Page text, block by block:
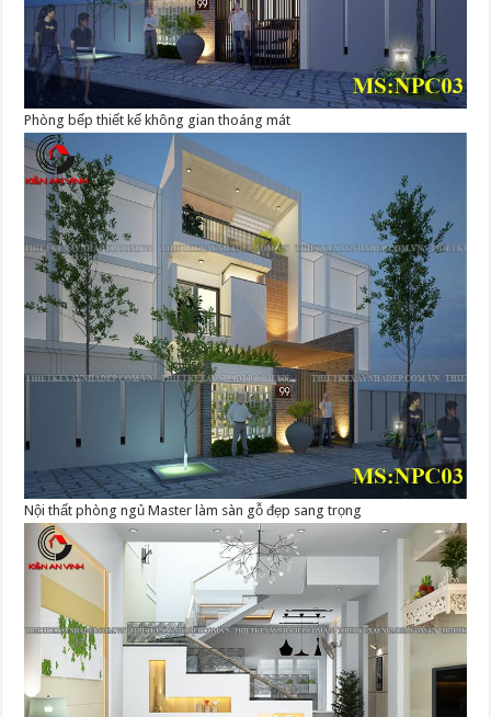
Phòng bếp thiết kế không gian thoáng mát
Nội thất phòng ngủ Master làm sàn gỗ đẹp sang trọng